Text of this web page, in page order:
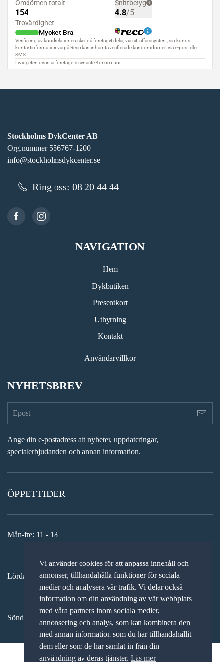
Vi använder cookies för att anpassa innehåll och
annonser, tillhandahålla funktioner för sociala
medier och analysera vår trafik. Vi delar också
information om din användning av vår webbplats
med våra partners inom sociala medier,
annonsering och analys, som kan kombinera den
med annan information som du har tillhandahållit
dem eller som de har samlat in från din
användning av deras tjänster. Läs mer
Stockholms DykCenter AB
Org.nummer 556767-1200
info@stockholmsdykcenter.se
Ring oss: 08 20 44 44
NAVIGATION
Hem
Dykbutiken
Presentkort
Uthyrning
Kontakt
Användarvillkor
NYHETSBREV
Ange din e-postadress att nyheter, uppdateringar,
specialerbjudanden och annan information.
ÖPPETTIDER
Mån-fre: 11 - 18
Lördag: 11-15
Söndag: STÄNGT